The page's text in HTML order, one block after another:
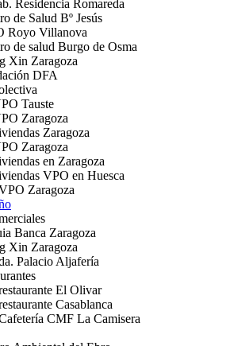
Residencia Romareda
de Salud Bº Jesús
Royo Villanova
de salud Burgo de Osma
Xin Zaragoza
DFA
Tauste
Zaragoza
Zaragoza
Zaragoza
en Zaragoza
VPO en Huesca
Zaragoza
Banca Zaragoza
Xin Zaragoza
Palacio Aljafería
El Olivar
Casablanca
CMF La Camisera